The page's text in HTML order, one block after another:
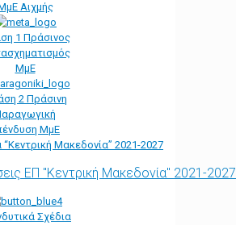
Αιχμής
1 Πράσινος
ΜμΕ
2 Πράσινη
ΜμΕ
Μακεδονία” 2021-2027
ΕΠ "Κεντρική Μακεδονία" 2021-2027
Σχέδια